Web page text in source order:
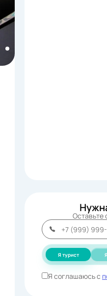
Оставьте
Я турист
Я соглашаюсь с